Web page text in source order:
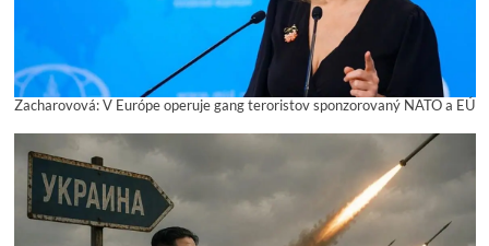
Zacharovová: V Európe operuje gang teroristov sponzorovaný NATO a EÚ